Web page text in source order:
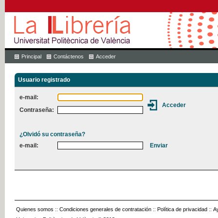
Principal Contáctenos Acceder
Usuario registrado
e-mail:
Contraseña:
¿Olvidó su contraseña?
e-mail:
Quienes somos :: Condiciones generales de contratación :: Política de privacidad ::